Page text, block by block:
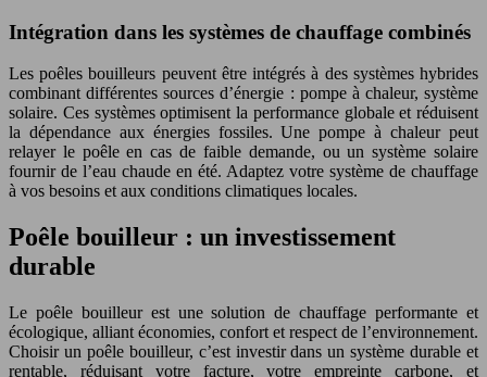
Intégration dans les systèmes de chauffage combinés
Les poêles bouilleurs peuvent être intégrés à des systèmes hybrides
combinant différentes sources d’énergie : pompe à chaleur, système
solaire. Ces systèmes optimisent la performance globale et réduisent
la dépendance aux énergies fossiles. Une pompe à chaleur peut
relayer le poêle en cas de faible demande, ou un système solaire
fournir de l’eau chaude en été. Adaptez votre système de chauffage
à vos besoins et aux conditions climatiques locales.
Poêle bouilleur : un investissement
durable
Le poêle bouilleur est une solution de chauffage performante et
écologique, alliant économies, confort et respect de l’environnement.
Choisir un poêle bouilleur, c’est investir dans un système durable et
rentable, réduisant votre facture, votre empreinte carbone, et